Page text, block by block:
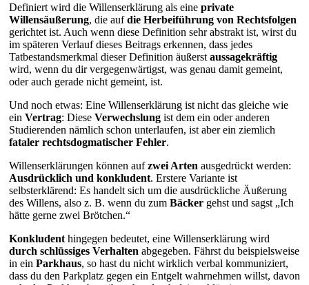
Definiert wird die Willenserklärung als eine private
Willensäußerung, die aufdie Herbeiführung von Rechtsfolgen
gerichtet ist. Auch wenn diese Definition sehr abstrakt ist, wirst du
im späteren Verlauf dieses Beitrags erkennen, dass jedes
Tatbestandsmerkmal dieser Definition äußerst aussagekräftig
wird, wenn du dir vergegenwärtigst, was genau damit gemeint,
oder auch gerade nicht gemeint, ist.
Und noch etwas: Eine Willenserklärung ist nicht das gleiche wie
ein Vertrag: Diese Verwechslung ist dem ein oder anderen
Studierenden nämlich schon unterlaufen, ist aber ein ziemlich
fataler rechtsdogmatischer Fehler.
Willenserklärungen können aufzwei Arten ausgedrückt werden:
Ausdrücklich und konkludent. Erstere Variante ist
selbsterklärend: Es handelt sich um die ausdrückliche Äußerung
des Willens, also z. B. wenn du zum Bäcker gehst und sagst „Ich
hätte gerne zwei Brötchen.“
Konkludent hingegen bedeutet, eine Willenserklärung wird
durch schlüssiges Verhalten abgegeben. Fährst du beispielsweise
in ein Parkhaus, so hast du nicht wirklich verbal kommuniziert,
dass du den Parkplatz gegen ein Entgelt wahrnehmen willst, davon